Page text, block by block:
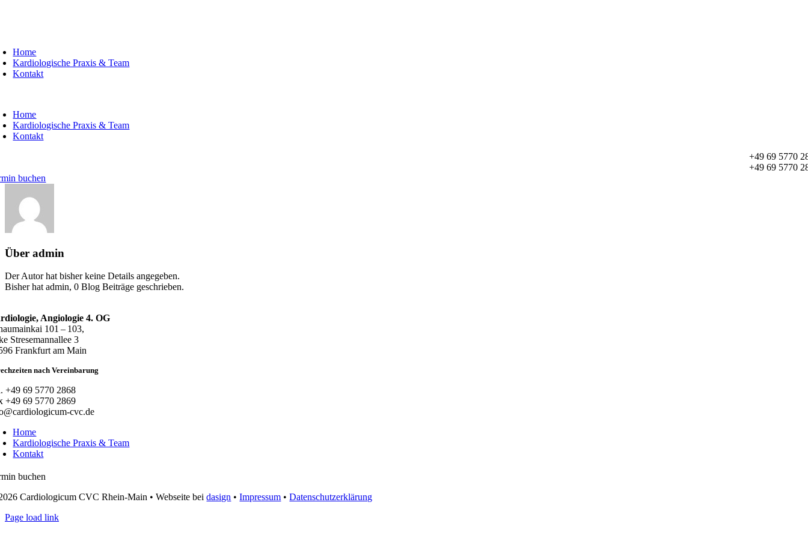
Home
Kardiologische Praxis & Team
Kontakt
Home
Kardiologische Praxis & Team
Kontakt
+49 69 5770
+49 69 5770
buchen
Über admin
Der Autor hat bisher keine Details angegeben.
Bisher hat admin, 0 Blog Beiträge geschrieben.
Angiologie 4. OG
101 – 103,
Stresemannallee 3
Frankfurt am Main
nach Vereinbarung
+49 69 5770 2868
+49 69 5770 2869
cvc.de
Home
Kardiologische Praxis & Team
Kontakt
buchen
Cardiologicum CVC Rhein-Main • Webseite beidasign •Impressum •Datenschutzerklärung
Page load link